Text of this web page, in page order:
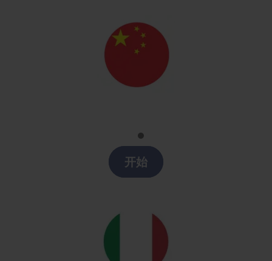
Clases chino en Arroyomolinos
开始